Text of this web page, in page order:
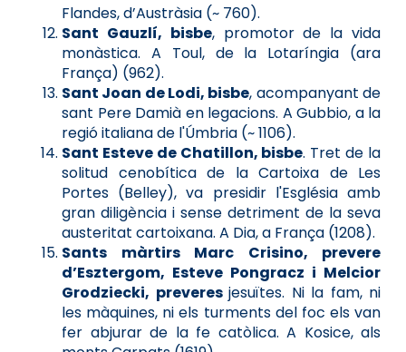
Flandes, d’Austràsia (~ 760).
Sant Gauzlí, bisbe, promotor de la vida
monàstica. A Toul, de la Lotaríngia (ara
França) (962).
Sant Joan de Lodi, bisbe, acompanyant de
sant Pere Damià en legacions. A Gubbio, a la
regió italiana de l'Úmbria (~ 1106).
Sant Esteve de Chatillon, bisbe. Tret de la
solitud cenobítica de la Cartoixa de Les
Portes (Belley), va presidir l'Església amb
gran diligència i sense detriment de la seva
austeritat cartoixana. A Dia, a França (1208).
Sants màrtirs Marc Crisino, prevere
d’Esztergom, Esteve Pongracz i Melcior
Grodziecki, preveres jesuïtes. Ni la fam, ni
les màquines, ni els turments del foc els van
fer abjurar de la fe catòlica. A Kosice, als